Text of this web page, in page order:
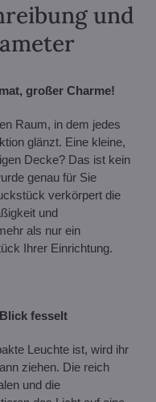
und
großer Charme!
Raum, in dem jedes
glänzt. Eine kleine,
Decke? Das ist kein
genau für Sie
verkörpert die
und
als nur ein
Ihrer Einrichtung.
fesselt
Leuchte ist, wird ihr
ziehen. Die reich
und die